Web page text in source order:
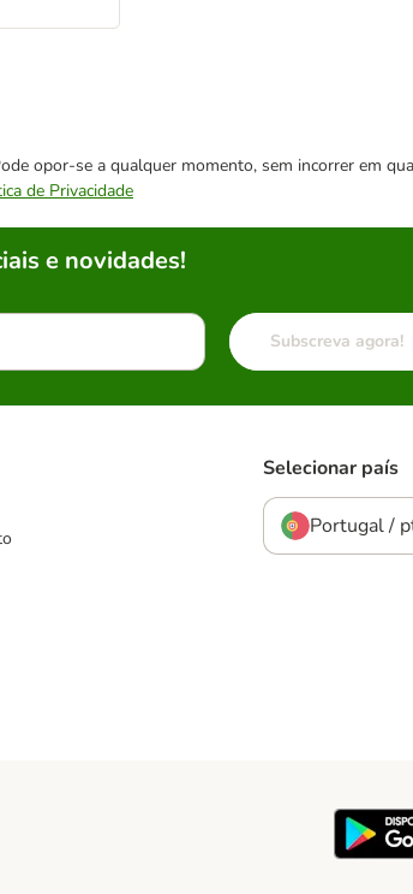
opor-se a qualquer momento, sem incorrer em
de Privacidade
e novidades!
Subscreva agora!
Selecionar país
Portugal /